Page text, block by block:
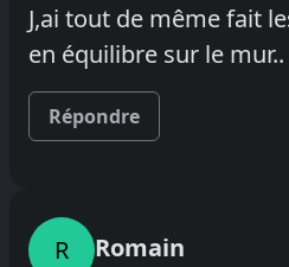
J,ai tout de même fait
en équilibre sur le mur..
Répondre
R
Romain